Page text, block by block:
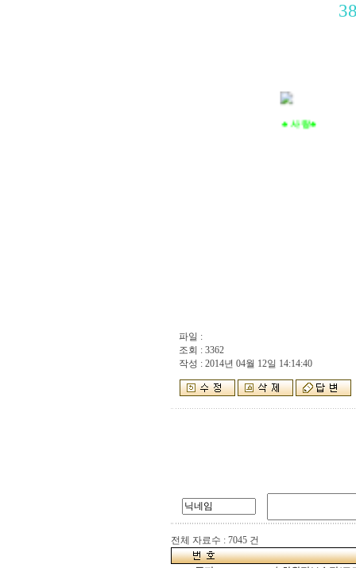
♣ 사랑♣
파일 :
조회 : 3362
작성 : 2014년 04월 12일 14:14:40
전체 자료수 : 7045 건